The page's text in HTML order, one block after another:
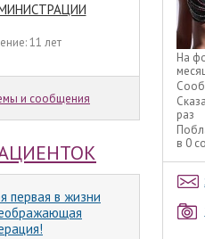
11 лет
и сообщения
первая в жизни
На
раз
в 0